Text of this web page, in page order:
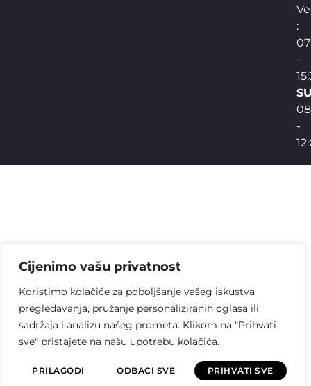
Cijenimo vašu privatnost
Koristimo kolačiće za poboljšanje vašeg iskustva
pregledavanja, pružanje personaliziranih oglasa ili
sadržaja i analizu našeg prometa. Klikom na "Prihvati
sve" pristajete na našu upotrebu kolačića.
PRILAGODI ODBACI SVE PRIHVATI SVE
:
-
-